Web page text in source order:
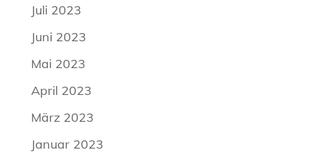
Juli 2023
Juni 2023
Mai 2023
April 2023
März 2023
Januar 2023